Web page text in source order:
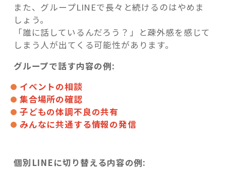
また、グループLINEで長々と続けるのはやめま
しょう。
「誰に話しているんだろう？」と疎外感を感じて
しまう人が出てくる可能性があります。
グループで話す内容の例:
イベントの相談
集合場所の確認
子どもの体調不良の共有
みんなに共通する情報の発信
個別LINEに切り替える内容の例: